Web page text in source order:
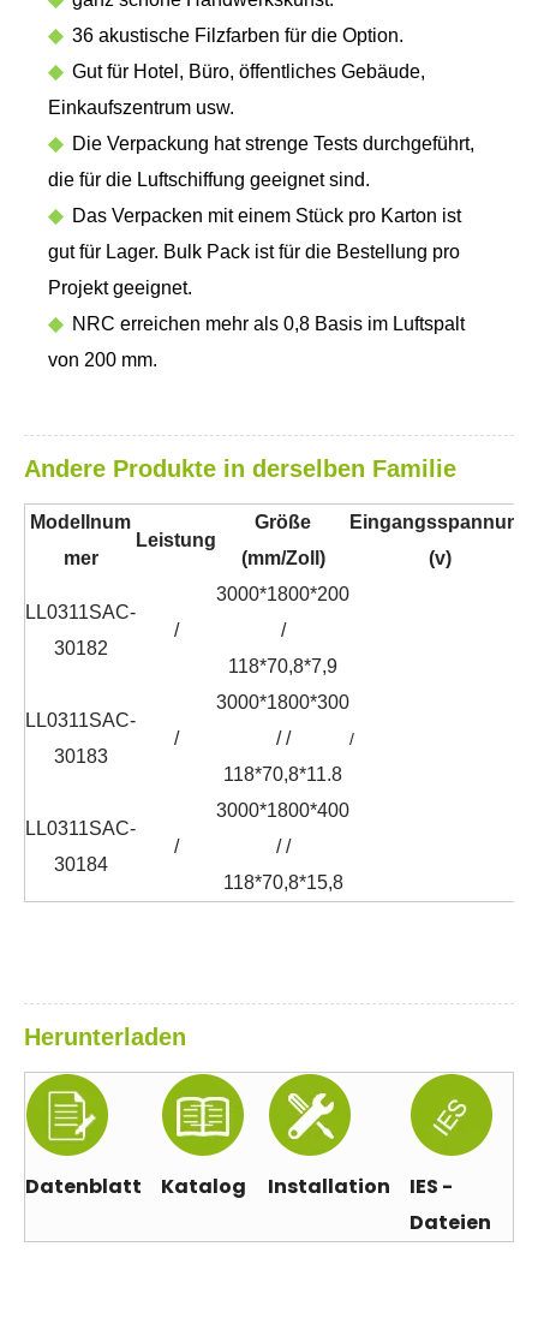
◆ 36 akustische Filzfarben für die Option.
◆ Gut für Hotel, Büro, öffentliches Gebäude,
Einkaufszentrum usw.
◆ Die Verpackung hat strenge Tests durchgeführt,
die für die Luftschiffung geeignet sind.
◆ Das Verpacken mit einem Stück pro Karton ist
gut für Lager. Bulk Pack ist für die Bestellung pro
Projekt geeignet.
◆ NRC erreichen mehr als 0,8 Basis im Luftspalt
von 200 mm.
Andere Produkte in derselben Familie
Modellnum
mer
Leistung
Größe
(mm/Zoll)
Eingangsspannung
(v)
LL0311SAC-
30182
/
3000*1800*200
/
118*70,8*7,9
/
LL0311SAC-
30183
/
3000*1800*300
/ /
118*70,8*11.8
LL0311SAC-
30184
/
3000*1800*400
/ /
118*70,8*15,8
Herunterladen
Datenblatt Katalog Installation
IES -
Dateien